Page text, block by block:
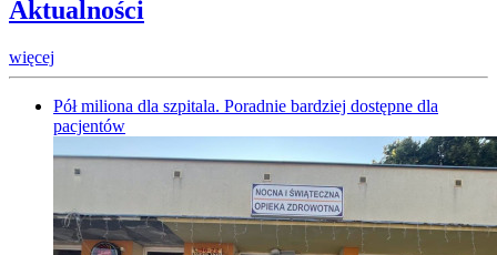
Aktualności
więcej
Pół miliona dla szpitala. Poradnie bardziej dostępne dla
pacjentów